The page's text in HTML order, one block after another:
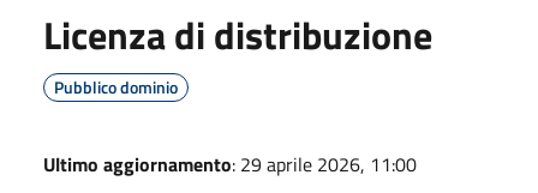
Licenza di distribuzione
Pubblico dominio
Ultimo aggiornamento: 29 aprile 2026, 11:00